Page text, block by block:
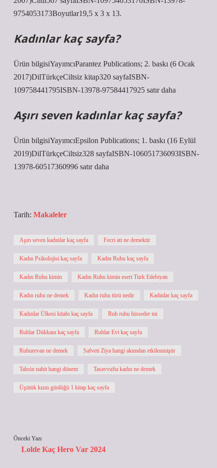
9754053173Boyutlar‎19,5 x 3 x 13.
Kadınlar kaç sayfa?
Ürün bilgisiYayımcıParantez Publications; 2. baskı (6 Ocak
2017)DilTürkçeCiltsiz kitap320 sayfaISBN-
109758441795ISBN-13978-97584417925 satır daha
Aşırı seven kadınlar kaç sayfa?
Ürün bilgisiYayımcı‎Epsilon Publications; 1. baskı (16 Eylül
2019)Dil‎TürkçeCiltsiz‎328 sayfaISBN-10‎6051736093ISBN-
13‎978-60517360996 satır daha
Tarih: Makaleler
Aşırı seven kadınlar kaç sayfa Fecri ati ne demektir
Kadın Psikolojisi kaç sayfa Kadın Ruhu kaç sayfa
Kadın Ruhu kimin Kadın Ruhu kimin eseri Türk Edebiyatı
Kadın ruhu ne demek Kadın ruhu türü nedir Kadınlar kaç sayfa
Kadınlar Ülkesi kitabı kaç sayfa Ruh ruhu hisseder mi
Ruhlar Dükkanı kaç sayfa Ruhlar Evi kaç sayfa
Ruhurevan ne demek Safveti Ziya hangi akımdan etkilenmiştir
Tahsin nahit hangi dönem Tasavvufta kadın ne demek
Üşütük kızın günlüğü 1 kitap kaç sayfa
Önceki Yazı
Lolde Kaç Hero Var 2024